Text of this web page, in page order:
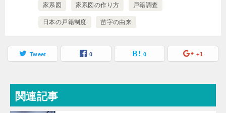
家系図 家系図の作り方 戸籍調査
日本の戸籍制度 苗字の由来
Tweet 0 0 +1
関連記事